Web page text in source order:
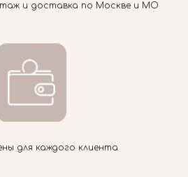
и доставка по Москве и МО
для каждого клиента